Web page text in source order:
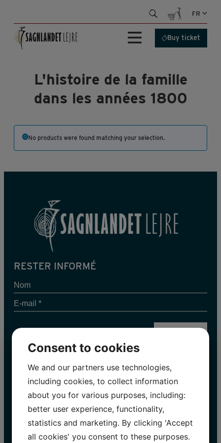
content
FR
Buy ticket
L'histoire de la famille
dans les années 1800
No products were found matching your selection.
RESTER INFORMÉ
Nom
E-
mail
INFORMATIONS 2026
Vacances de Pâques | 28.03 – 06.04
Ouvert tous les jours : 10.00 – 17.00
Printemps | 07.04 – 26.06
Mar, Mer, Jeu : 10.00 – 16.00
Samedi, dimanche, jours fériés : 10.00 – 17.00
Été | 27.06 – 31.08
Consent to cookies
We and our partners use technologies,
including cookies, to collect information
about you for various purposes, including:
better user experience, functionality,
statistics and marketing. By clicking 'Accept
all cookies' you consent to these purposes.